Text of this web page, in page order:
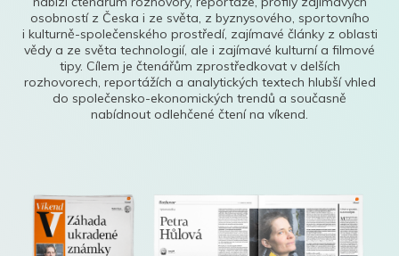
osobností z Česka i ze světa, z byznysového, sportovního
i kulturně-společenského prostředí, zajímavé články z oblasti
vědy a ze světa technologií, ale i zajímavé kulturní a filmové
tipy. Cílem je čtenářům zprostředkovat v delších
rozhovorech, reportážích a analytických textech hlubší vhled
do společensko-ekonomických trendů a současně
nabídnout odlehčené čtení na víkend.